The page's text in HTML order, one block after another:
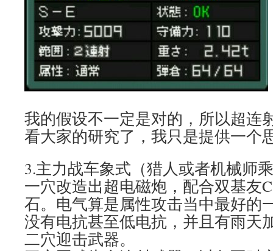
我的假设不一定是对的，所以超连
看大家的研究了，我只是提供一个
3.主力战车象式（猎人或者机械师
一穴改造出超电磁炮，配合双基友
石。电气算是属性攻击当中最好的
没有电抗甚至低电抗，并且有雨天
二穴迎击武器。